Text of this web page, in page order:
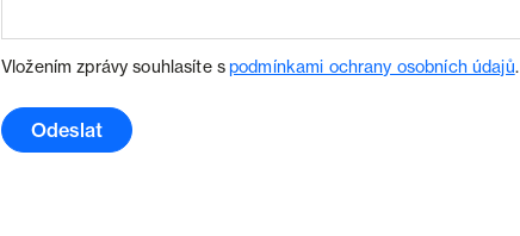
Vložením zprávy souhlasíte spodmínkami ochrany osobních údajů.
Odeslat